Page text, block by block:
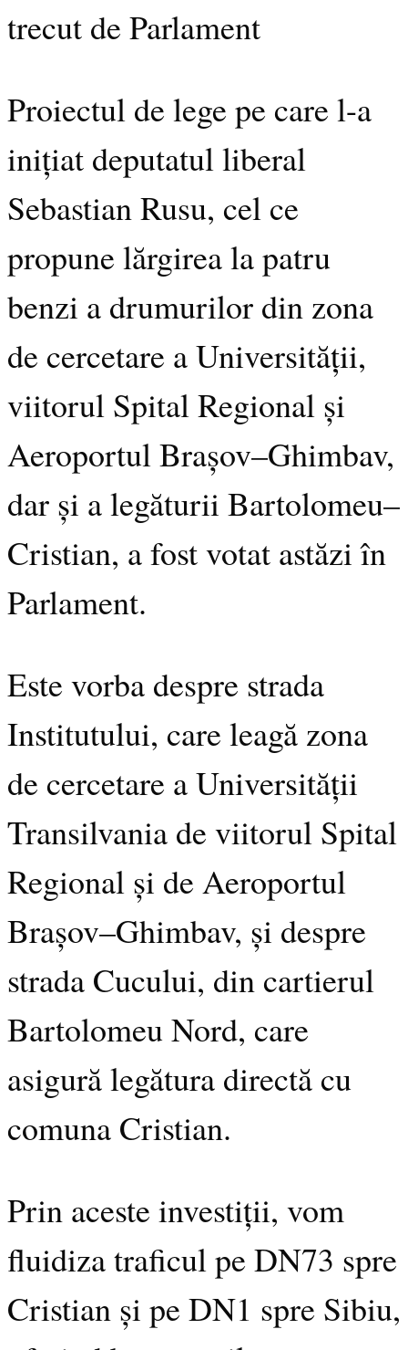
trecut de Parlament
Proiectul de lege pe care l-a
inițiat deputatul liberal
Sebastian Rusu, cel ce
propune lărgirea la patru
benzi a drumurilor din zona
de cercetare a Universității,
viitorul Spital Regional și
Aeroportul Brașov–Ghimbav,
dar și a legăturii Bartolomeu–
Cristian, a fost votat astăzi în
Parlament.
Este vorba despre strada
Institutului, care leagă zona
de cercetare a Universității
Transilvania de viitorul Spital
Regional și de Aeroportul
Brașov–Ghimbav, și despre
strada Cucului, din cartierul
Bartolomeu Nord, care
asigură legătura directă cu
comuna Cristian.
Prin aceste investiții, vom
fluidiza traficul pe DN73 spre
Cristian și pe DN1 spre Sibiu,